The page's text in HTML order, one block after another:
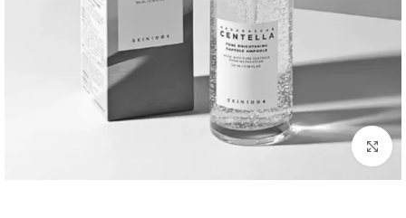
انقر للتكبير